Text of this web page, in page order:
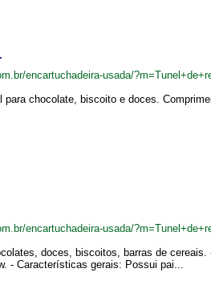
encartuchadeira-usada/
para chocolate, biscoito e doces.
encartuchadeira-usada/
doces, biscoitos, barras de
- Características gerais: Possui pai...